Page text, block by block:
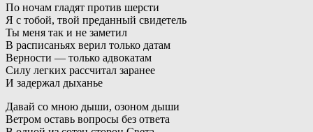
По ночам гладят против шерсти
Я с тобой, твой преданный свидетель
Ты меня так и не заметил
В расписаньях верил только датам
Верности — только адвокатам
Силу легких рассчитал заранее
И задержал дыханье
Давай со мною дыши, озоном дыши
Ветром оставь вопросы без ответа